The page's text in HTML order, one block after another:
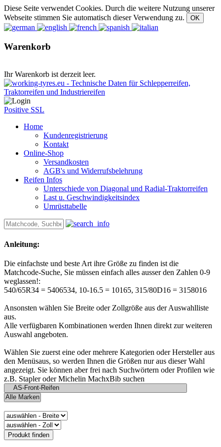
Diese Seite verwendet Cookies. Durch die weitere Nutzung unserer
Webseite stimmen Sie automatisch dieser Verwendung zu.
Warenkorb
Ihr Warenkorb ist derzeit leer.
Positive SSL
Home
Kundenregistrierung
Kontakt
Online-Shop
Versandkosten
AGB's und Widerrufsbelehrung
Reifen Infos
Unterschiede von Diagonal und Radial-Traktorreifen
Last u. Geschwindigkeitsindex
Umrüsttabelle
Anleitung:
Die einfachste und beste Art ihre Größe zu finden ist die
Matchcode-Suche, Sie müssen einfach alles ausser den Zahlen 0-9
weglassen!:
540/65R34 = 5406534, 10-16.5 = 10165, 315/80D16 = 3158016
Ansonsten wählen Sie Breite oder Zollgröße aus der Auswahlliste
aus.
Alle verfügbaren Kombinationen werden Ihnen direkt zur weiteren
Auswahl angeboten.
Wählen Sie zuerst eine oder mehrere Kategorien oder Hersteller aus
den Menüsaus, so werden Ihnen die Größen nur aus dieser Wahl
angezeigt. Sie können aber frei nach Suchwörtern oder Profilen wie
z.B. Stapler oder Michelin MachxBib suchen